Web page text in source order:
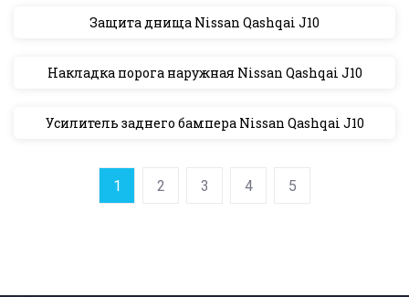
Защита днища Nissan Qashqai J10
Накладка порога наружная Nissan Qashqai J10
Усилитель заднего бампера Nissan Qashqai J10
1 2 3 4 5